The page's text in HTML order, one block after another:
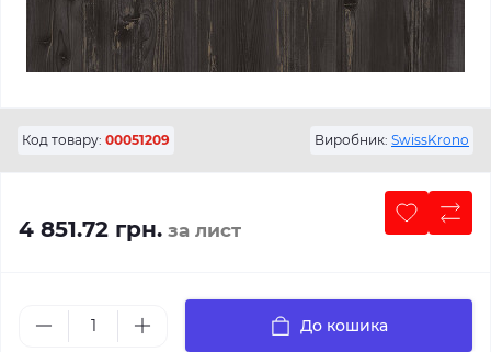
Код товару: 00051209 Виробник: SwissKrono
4 851.72 грн. за лист
До кошика